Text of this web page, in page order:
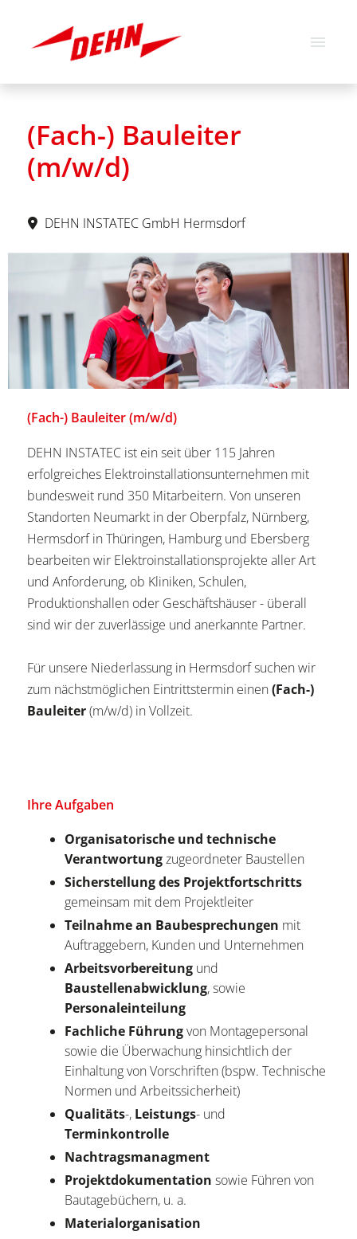
Stellenangebote
Über uns
(Fach-) Bauleiter
(m/w/d)
DEHN INSTATEC GmbH Hermsdorf
(Fach-) Bauleiter (m/w/d)
DEHN INSTATEC ist ein seit über 115 Jahren
erfolgreiches Elektroinstallationsunternehmen mit
bundesweit rund 350 Mitarbeitern. Von unseren
Standorten Neumarkt in der Oberpfalz, Nürnberg,
Hermsdorf in Thüringen, Hamburg und Ebersberg
bearbeiten wir Elektroinstallationsprojekte aller Art
und Anforderung, ob Kliniken, Schulen,
Produktionshallen oder Geschäftshäuser - überall
sind wir der zuverlässige und anerkannte Partner.
Für unsere Niederlassung in Hermsdorf suchen wir
zum nächstmöglichen Eintrittstermin einen(Fach-)
Bauleiter(m/w/d) in Vollzeit.
Ihre Aufgaben
Organisatorische und technische
Verantwortungzugeordneter Baustellen
Sicherstellung des Projektfortschritts
gemeinsam mit dem Projektleiter
Teilnahme an Baubesprechungen mit
Auftraggebern, Kunden und Unternehmen
Arbeitsvorbereitung und
Baustellenabwicklung, sowie
Personaleinteilung
Fachliche Führungvon Montagepersonal
sowie die Überwachung hinsichtlich der
Einhaltung von Vorschriften (bspw. Technische
Normen und Arbeitssicherheit)
Qualitäts-, Leistungs- und
Terminkontrolle
Nachtragsmanagment
Projektdokumentation sowie Führen von
Bautagebüchern, u. a.
Materialorganisation